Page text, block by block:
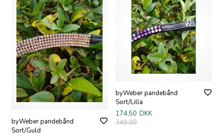
byWeber pandebånd
Sort/Guld
byWeber pandebånd
Sort/Lilla
174,50 DKK
349,00